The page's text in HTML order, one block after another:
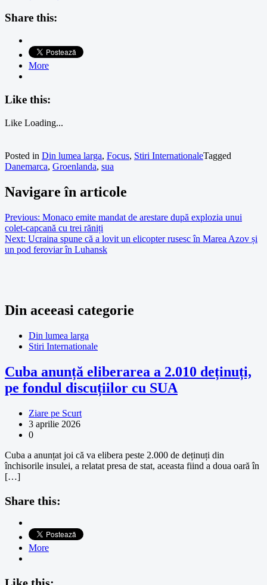
Share this:
More
Like this:
Like Loading...
Posted in Din lumea larga, Focus, Stiri InternationaleTagged
Danemarca, Groenlanda, sua
Navigare în articole
Previous: Monaco emite mandat de arestare după explozia unui
colet-capcană cu trei răniți
Next: Ucraina spune că a lovit un elicopter rusesc în Marea Azov și
un pod feroviar în Luhansk
Din aceeasi categorie
Din lumea larga
Stiri Internationale
Cuba anunță eliberarea a 2.010 deținuți,
pe fondul discuțiilor cu SUA
Ziare pe Scurt
3 aprilie 2026
0
Cuba a anunțat joi că va elibera peste 2.000 de deținuți din
închisorile insulei, a relatat presa de stat, aceasta fiind a doua oară în
[…]
Share this:
More